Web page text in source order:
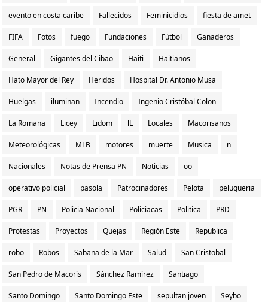
evento en costa caribe Fallecidos Feminicidios fiesta de amet
FIFA Fotos fuego Fundaciones Fútbol Ganaderos
General Gigantes del Cibao Haiti Haitianos
Hato Mayor del Rey Heridos Hospital Dr. Antonio Musa
Huelgas iluminan Incendio Ingenio Cristóbal Colon
La Romana Licey Lidom lL Locales Macorisanos
Meteorológicas MLB motores muerte Musica n
Nacionales Notas de Prensa PN Noticias oo
operativo policial pasola Patrocinadores Pelota peluqueria
PGR PN Policia Nacional Policiacas Politica PRD
Protestas Proyectos Quejas Región Este Republica
robo Robos Sabana de la Mar Salud San Cristobal
San Pedro de Macorís Sánchez Ramírez Santiago
Santo Domingo Santo Domingo Este sepultan joven Seybo